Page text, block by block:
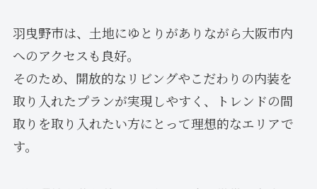
羽曳野市は、土地にゆとりがありながら大阪市内
へのアクセスも良好。
そのため、開放的なリビングやこだわりの内装を
取り入れたプランが実現しやすく、トレンドの間
取りを取り入れたい方にとって理想的なエリアで
す。